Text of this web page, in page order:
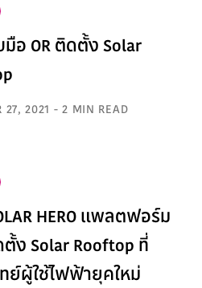
มือ OR ติดตั้ง Solar
27, 2021 - 2 MIN READ
HERO แพลตฟอร์ม
ง Solar Rooftop ที่
ย์ผู้ใช้ไฟฟ้ายุคใหม่